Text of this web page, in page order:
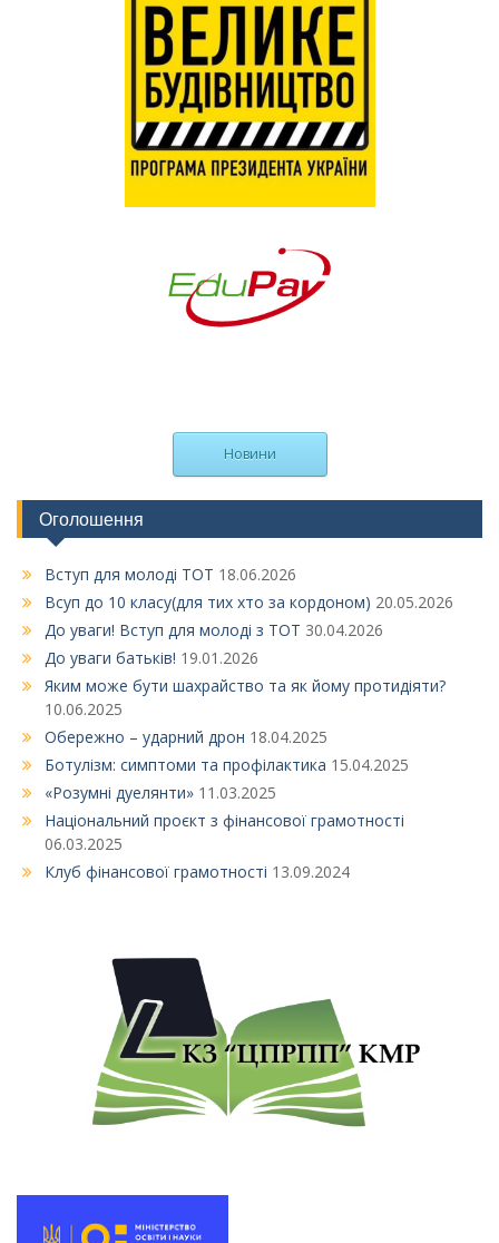
Новини
Оголошення
Вступ для молоді ТОТ 18.06.2026
Всуп до 10 класу(для тих хто за кордоном) 20.05.2026
До уваги! Вступ для молоді з ТОТ 30.04.2026
До уваги батьків! 19.01.2026
Яким може бути шахрайство та як йому протидіяти?
10.06.2025
Обережно – ударний дрон 18.04.2025
Ботулізм: симптоми та профілактика 15.04.2025
«Розумні дуелянти» 11.03.2025
Національний проєкт з фінансової грамотності
06.03.2025
Клуб фінансової грамотності 13.09.2024